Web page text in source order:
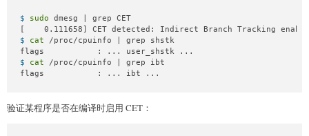
$ sudo dmesg | grep CET
$ cat /proc/cpuinfo | grep shstk
$ cat /proc/cpuinfo | grep ibt
flags           : ... ibt ...
验证某程序是否在编译时启用 CET：